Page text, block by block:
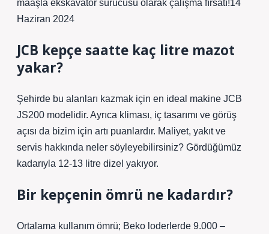
maaşla ekskavatör sürücüsü olarak çalışma fırsatı!14
Haziran 2024
JCB kepçe saatte kaç litre mazot
yakar?
Şehirde bu alanları kazmak için en ideal makine JCB
JS200 modelidir. Ayrıca kliması, iç tasarımı ve görüş
açısı da bizim için artı puanlardır. Maliyet, yakıt ve
servis hakkında neler söyleyebilirsiniz? Gördüğümüz
kadarıyla 12-13 litre dizel yakıyor.
Bir kepçenin ömrü ne kadardır?
Ortalama kullanım ömrü; Beko loderlerde 9.000 –